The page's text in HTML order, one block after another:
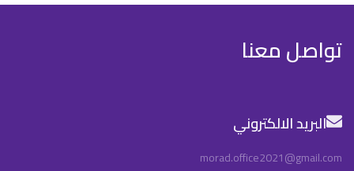
تواصل معنا
البريد الالكتروني
morad.office2021@gmail.com